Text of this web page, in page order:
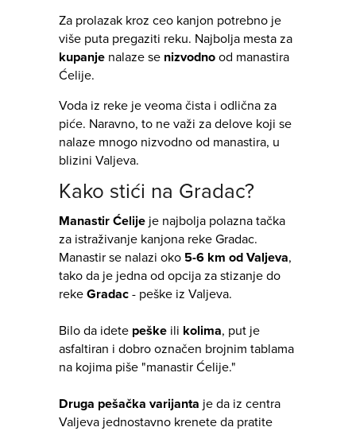
Za prolazak kroz ceo kanjon potrebno je
više puta pregaziti reku. Najbolja mesta za
kupanje nalaze se nizvodno od manastira
Ćelije.
Voda iz reke je veoma čista i odlična za
piće. Naravno, to ne važi za delove koji se
nalaze mnogo nizvodno od manastira, u
blizini Valjeva.
Kako stići na Gradac?
Manastir Ćelije je najbolja polazna tačka
za istraživanje kanjona reke Gradac.
Manastir se nalazi oko 5-6 km od Valjeva,
tako da je jedna od opcija za stizanje do
reke Gradac - peške iz Valjeva.
Bilo da idete peške ili kolima, put je
asfaltiran i dobro označen brojnim tablama
na kojima piše "manastir Ćelije."
Druga pešačka varijanta je da iz centra
Valjeva jednostavno krenete da pratite